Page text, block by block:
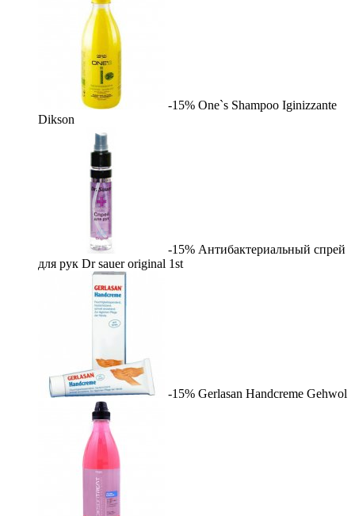
-15% One`s Shampoo Iginizzante
Dikson
-15% Антибактериальный спрей
для рук Dr sauer original 1st
-15% Gerlasan Handcreme Gehwol